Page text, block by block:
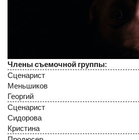
Члены съемочной группы:
Сценарист
Меньшиков
Георгий
Сценарист
Сидорова
Кристина